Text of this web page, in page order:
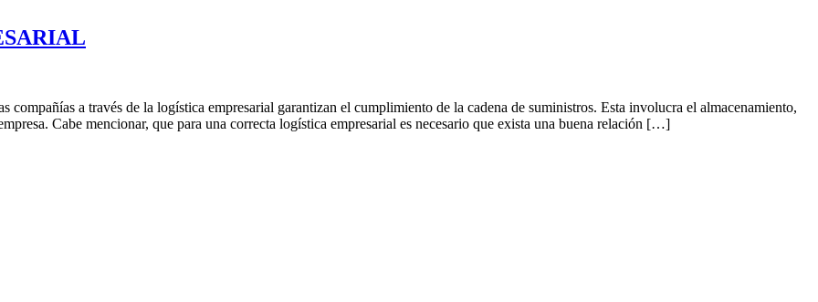
a través de la logística empresarial garantizan el cumplimiento de la cadena de suministros. Esta involucra el almacenamiento,
Cabe mencionar, que para una correcta logística empresarial es necesario que exista una buena relación […]